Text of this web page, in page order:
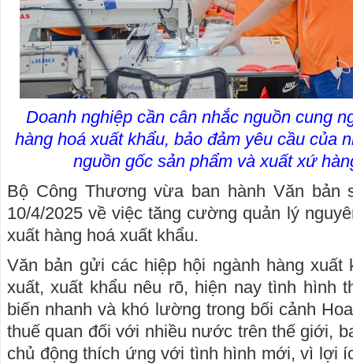
Doanh nghiệp cần cân nhắc nguồn cung
hàng hoá xuất khẩu, bảo đảm yêu cầu của
nguồn gốc sản phẩm và xuất xứ
Bộ Công Thương vừa ban hành Văn bản
10/4/2025 về việc tăng cường quản lý
xuất hàng hoá xuất khẩu.
Văn bản gửi các hiệp hội ngành hàng xuất
xuất, xuất khẩu nêu rõ, hiện nay tình hình
biến nhanh và khó lường trong bối cảnh
thuế quan đối với nhiều nước trên thế giới,
chủ động thích ứng với tình hình mới, vì lợi